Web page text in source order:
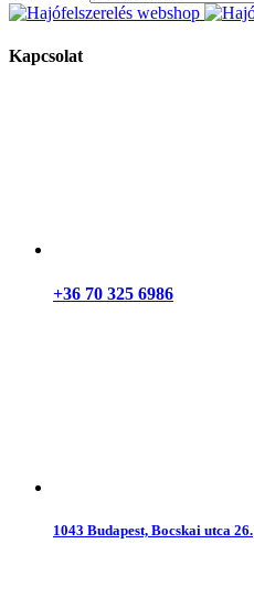
Kapcsolat
+36 70 325 6986
1043 Budapest, Bocskai utca 26.